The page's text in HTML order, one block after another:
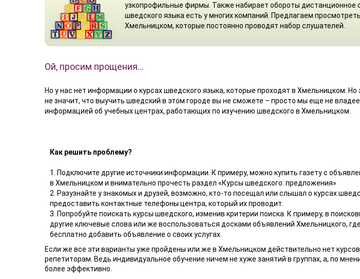
узкопрофильные фирмы. Также набирает обороты дистанционное
шведского языка есть у многих компаний. Предлагаем
Хмельницком, которые постоянно проводят набор слушателей.
Ой, просим прощения…
Но у нас нет информации о курсах шведского языка, которые проходят в Хмельницком. Но
не значит, что выучить шведский в этом городе вы не сможете – просто мы еще не
информацией об учебных центрах, работающих по изучению шведского в Хмельницком.
Как решить проблему?
1. Подключите другие источники информации. К примеру, можно купить газету с
в Хмельницком и внимательно прочесть раздел «Курсы шведского: предложения»
2. Разузнайте у знакомых и друзей, возможно, кто-то посещал или слышал о курсах
предоставить контактные телефоны центра, который их проводит.
3. Попробуйте поискать курсы шведского, изменив критерии поиска. К примеру, в
другие ключевые слова или же воспользоваться досками объявлений Хмельницкого,
бесплатно добавить объявление о своих услугах.
Если же все эти варианты уже пройдены или же в Хмельницком действительно нет
репетиторам. Ведь индивидуальное обучение ничем не хуже занятий в группах, а, по
более эффективно.